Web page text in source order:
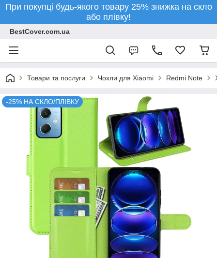
При покупці будь-якого товару 25% знижка на скло
або плівку!
BestCover.com.ua
Товари та послуги Чохли для Xiaomi Redmi Note
-25% НА СКЛО/ПЛІВКУ